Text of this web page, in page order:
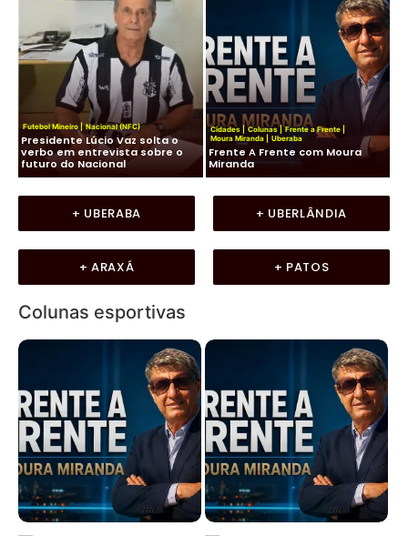
Futebol Mineiro | Nacional (NFC)
Presidente Lúcio Vaz solta o
verbo em entrevista sobre o
futuro do Nacional
Cidades| Colunas| Frente a Frente|
Moura Miranda| Uberaba
Frente A Frente com Moura
Miranda
+ UBERABA + UBERLÂNDIA
+ ARAXÁ + PATOS
Colunas esportivas